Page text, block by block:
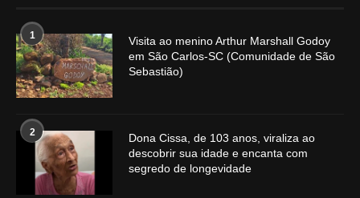
1
Visita ao menino Arthur Marshall Godoy
em São Carlos-SC (Comunidade de São
Sebastião)
2
Dona Cissa, de 103 anos, viraliza ao
descobrir sua idade e encanta com
segredo de longevidade